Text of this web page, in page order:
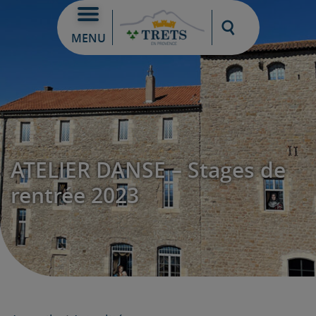
MENU
Moteur de
ATELIER DANSE – Stages de
rentrée 2023